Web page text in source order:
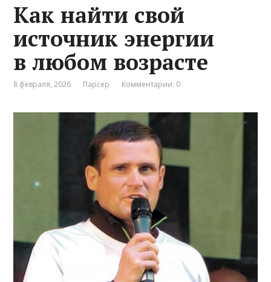
Как найти свой
источник энергии
в любом возрасте
8 февраля, 2026 Парсер Комментарии: 0